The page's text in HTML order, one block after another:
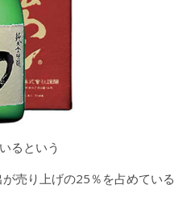
るという
売り上げの25％を占めている